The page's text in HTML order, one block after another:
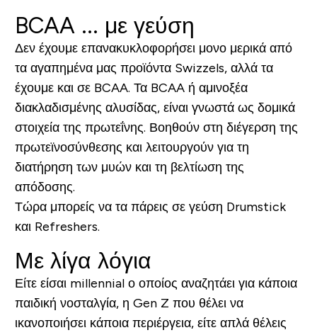
BCAA ... με γεύση
Δεν έχουμε επανακυκλοφορήσει μονο μερικά από
τα αγαπημένα μας προϊόντα Swizzels, αλλά τα
έχουμε και σε BCAA. Τα BCAA ή αμινοξέα
διακλαδισμένης αλυσίδας, είναι γνωστά ως δομικά
στοιχεία της πρωτεΐνης. Βοηθούν στη διέγερση της
πρωτεϊνοσύνθεσης και λειτουργούν για τη
διατήρηση των μυών και τη βελτίωση της
απόδοσης.
Τώρα μπορείς να τα πάρεις σε γεύση Drumstick
και Refreshers.
Με λίγα λόγια
Είτε είσαι millennial ο οποίος αναζητάει για κάποια
παιδική νοσταλγία, η Gen Z που θέλει να
ικανοποιήσει κάποια περιέργεια, είτε απλά θέλεις